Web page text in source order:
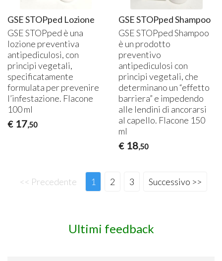
GSE STOPped Lozione
GSESTOPped è una
lozione preventiva
antipediculosi, con
principi vegetali,
specificatamente
formulata per prevenire
l’infestazione. Flacone
100 ml
€ 17,50
GSE STOPped Shampoo
GSESTOPped Shampoo
è un prodotto
preventivo
antipediculosi con
principi vegetali, che
determinano un “effetto
barriera” e impedendo
alle lendini di ancorarsi
al capello. Flacone 150
ml
€ 18,50
<< Precedente 1 2 3 Successivo >>
Ultimi feedback